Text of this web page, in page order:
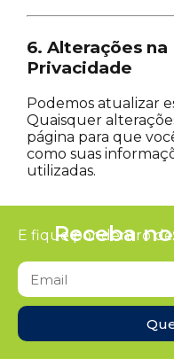
6. Alterações
Privacidade
Podemos atualizar
Quaisquer
página para que
como suas
utilizadas.
Receba
E fique por dentro